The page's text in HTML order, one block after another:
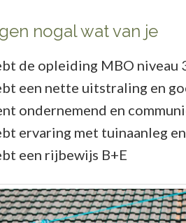
nogal wat van je
de opleiding MBO niveau
een nette uitstraling en
ondernemend en
ervaring met tuinaanleg
een rijbewijs B+E